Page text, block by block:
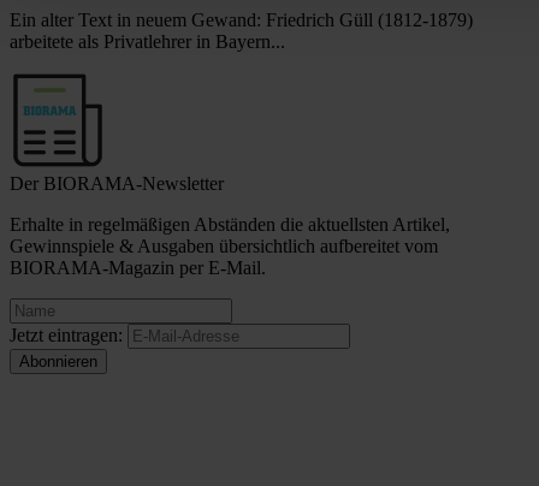
Ein alter Text in neuem Gewand: Friedrich Güll (1812-1879)
arbeitete als Privatlehrer in Bayern...
Der BIORAMA-Newsletter
Erhalte in regelmäßigen Abständen die aktuellsten Artikel,
Gewinnspiele & Ausgaben übersichtlich aufbereitet vom
BIORAMA-Magazin per E-Mail.
Jetzt eintragen: